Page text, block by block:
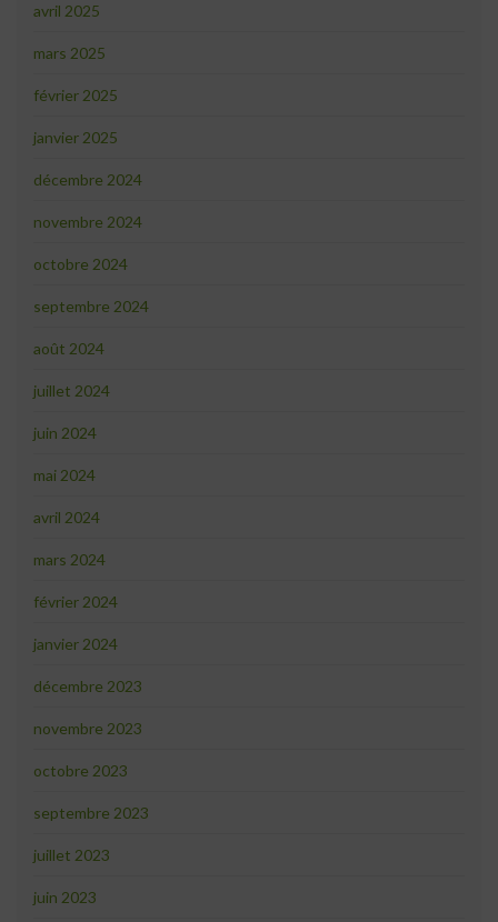
avril 2025
mars 2025
février 2025
janvier 2025
décembre 2024
novembre 2024
octobre 2024
septembre 2024
août 2024
juillet 2024
juin 2024
mai 2024
avril 2024
mars 2024
février 2024
janvier 2024
décembre 2023
novembre 2023
octobre 2023
septembre 2023
juillet 2023
juin 2023